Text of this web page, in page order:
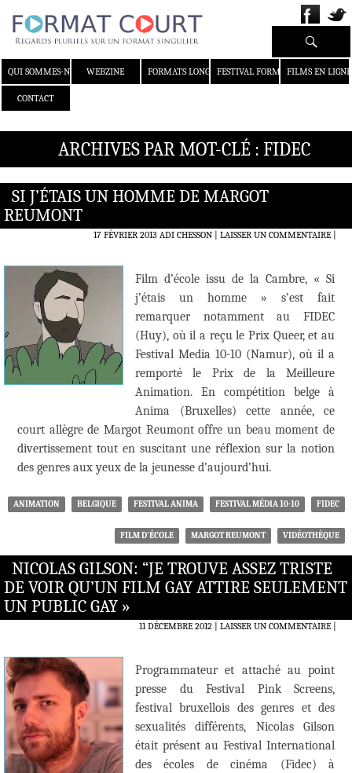
QUI SOMMES-NOUS ?WEBZINE FORMATS LONGS FESTIVAL FORMAT COURT
FILMS EN LIGNE
CONTACT
Recherche
ARCHIVES PAR MOT-CLÉ : FIDEC
SI J’ÉTAIS UN HOMME DE MARGOT
REUMONT
17 FÉVRIER 2013 ADI CHESSON LAISSER UN COMMENTAIRE|
Film d’école issu de la Cambre, « Si
j’étais un homme » s’est fait
remarquer notamment au FIDEC
(Huy), où il a reçu le Prix Queer, et au
Festival Media 10-10 (Namur), où il a
remporté le Prix de la Meilleure
Animation. En compétition belge à
Anima (Bruxelles) cette année, ce
court allègre de Margot Reumont offre un beau moment de
divertissement tout en suscitant une réflexion sur la notion
des genres aux yeux de la jeunesse d’aujourd’hui.
ANIMATION BELGIQUE FESTIVAL ANIMA FESTIVAL MÉDIA 10-10 FIDEC
FILM D'ÉCOLE MARGOT REUMONT VIDÉOTHÈQUE
NICOLAS GILSON: “JE TROUVE ASSEZ TRISTE
DE VOIR QU’UN FILM GAY ATTIRE SEULEMENT
UN PUBLIC GAY »
11 DÉCEMBRE 2012 LAISSER UN COMMENTAIRE|
Programmateur et attaché au point
presse du Festival Pink Screens,
festival bruxellois des genres et des
sexualités différents, Nicolas Gilson
était présent au Festival International
des écoles de cinéma (Fidec) à